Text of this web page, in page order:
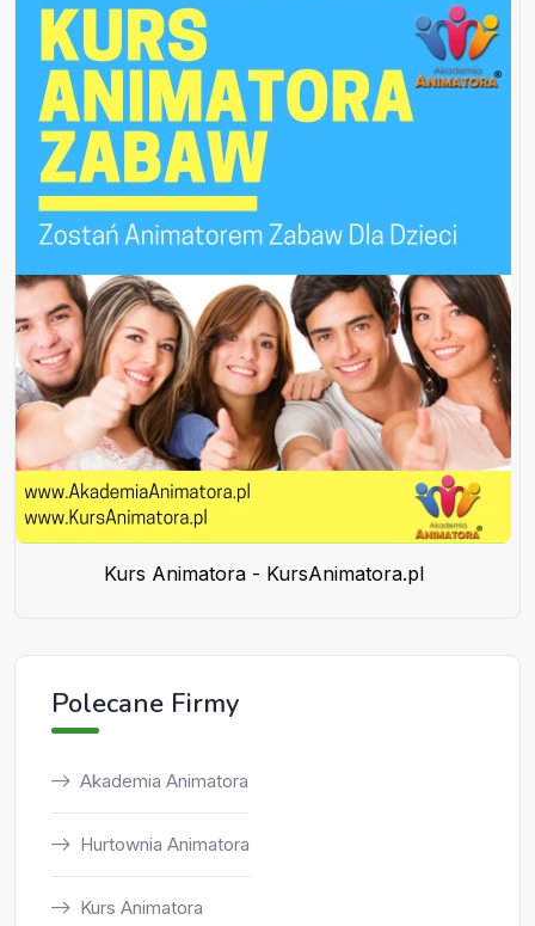
Kurs Animatora - KursAnimatora.pl
Polecane Firmy
Akademia Animatora
Hurtownia Animatora
Kurs Animatora